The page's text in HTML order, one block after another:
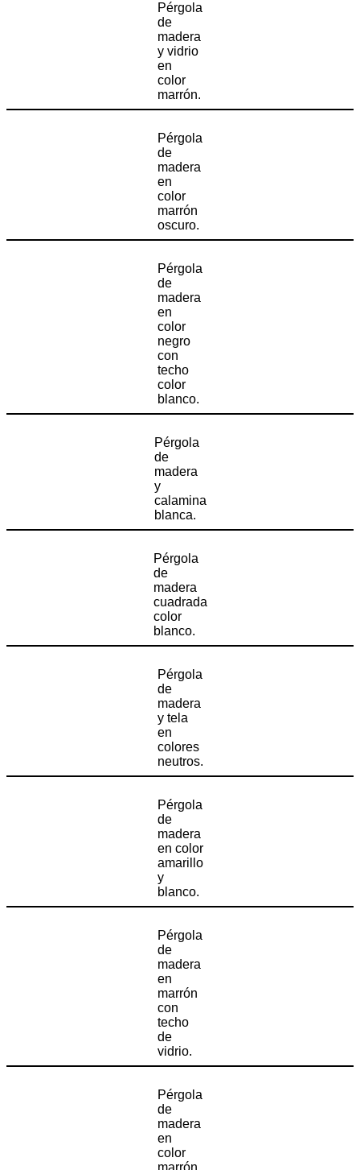
Pérgola
de
madera
y vidrio
en
color
marrón.
Pérgola
de
madera
en
color
marrón
oscuro.
Pérgola
de
madera
en
color
negro
con
techo
color
blanco.
Pérgola
de
madera
y
calamina
blanca.
Pérgola
de
madera
cuadrada
color
blanco.
Pérgola
de
madera
y tela
en
colores
neutros.
Pérgola
de
madera
en color
amarillo
y
blanco.
Pérgola
de
madera
en
marrón
con
techo
de
vidrio.
Pérgola
de
madera
en
color
marrón